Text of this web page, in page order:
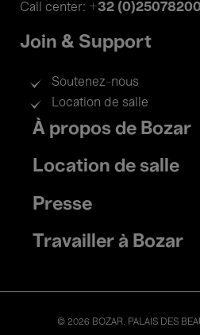
Call center: +32 (0)25078200
Join & Support
Soutenez-nous
Location de salle
Footer
menu
À propos de Bozar
Location de salle
Presse
Travailler à Bozar
© 2026 BOZAR. PALAIS DES